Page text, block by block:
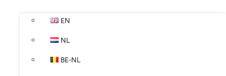
EN
NL
BE-NL